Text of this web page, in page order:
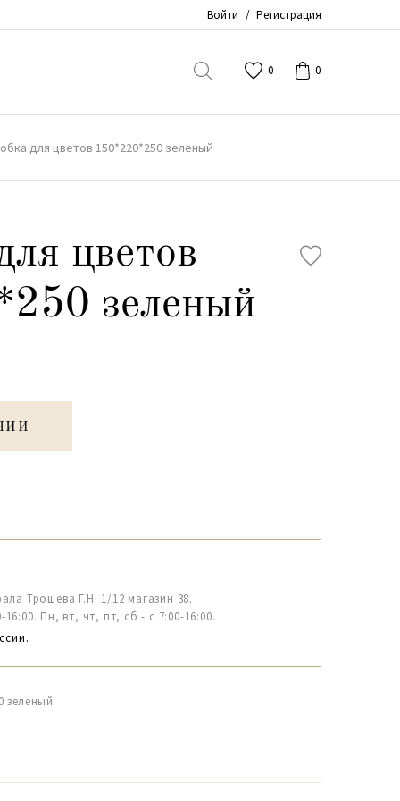
Войти / Регистрация
0 0
для цветов 150*220*250 зеленый
цветов
зеленый
Трошева Г.Н. 1/12 магазин 38.
Пн, вт, чт, пт, сб - с 7:00-16:00.
зеленый